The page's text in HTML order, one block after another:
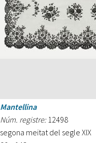
Mantellina
Núm. registre: 12498
segona meitat del segle XIX